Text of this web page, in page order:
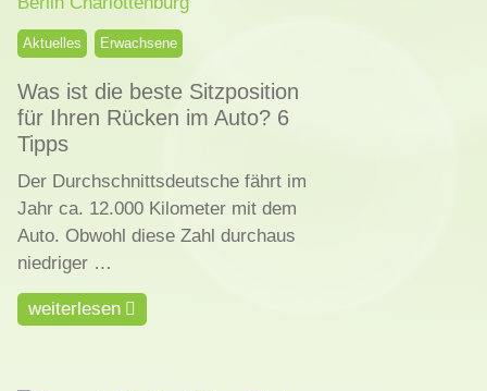
Aktuelles Erwachsene
Was ist die beste Sitzposition
für Ihren Rücken im Auto? 6
Tipps
Der Durchschnittsdeutsche fährt im
Jahr ca. 12.000 Kilometer mit dem
Auto. Obwohl diese Zahl durchaus
niedriger …
weiterlesen